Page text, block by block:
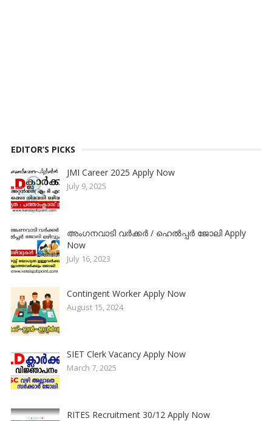
EDITOR’S PICKS
JMI Career 2025 Apply Now
July 9, 2025
അംഗനവാടി വർക്കർ / ഹെൽപ്പർ ജോലി Apply
Now
July 16, 2023
Contingent Worker Apply Now
August 15, 2024
SIET Clerk Vacancy Apply Now
March 7, 2025
RITES Recruitment 30/12 Apply Now